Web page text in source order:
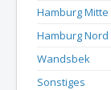
Hamburg Mitte
Hamburg Nord
Wandsbek
Sonstiges